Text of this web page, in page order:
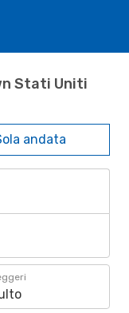
Stati Uniti
andata